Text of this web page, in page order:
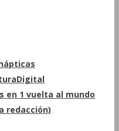
en 1 vuelta al mundo
redacción)